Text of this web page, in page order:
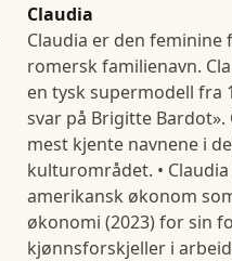
Claudia
Claudia er den
romersk familienavn.
en tysk supermodell fra
svar på Brigitte Bardot».
mest kjente navnene i
kulturområdet. •
amerikansk økonom
økonomi (2023) for sin
kjønnsforskjeller i